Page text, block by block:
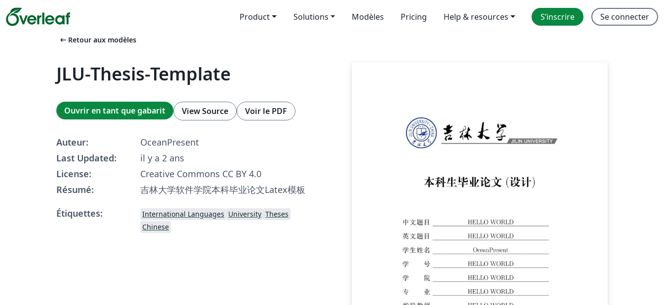
Product Solutions Modèles Pricing Help & resources S’inscrire Se connecter
arrow_left_alt Retour aux modèles
JLU-Thesis-Template
Ouvrir en tant que gabarit View Source Voir le PDF
Auteur:
OceanPresent
Last Updated:
il y a 2 ans
License:
Creative Commons CC BY 4.0
Résumé:
吉林大学软件学院本科毕业论文Latex模板
Étiquettes:
International Languages University Theses
Chinese